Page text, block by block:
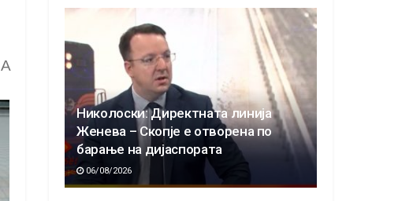
A
Николоски: Директната линија
Женева – Скопје е отворена по
барање на дијаспората
06/08/2026